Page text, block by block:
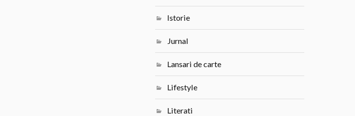
Istorie
Jurnal
Lansari de carte
Lifestyle
Literati